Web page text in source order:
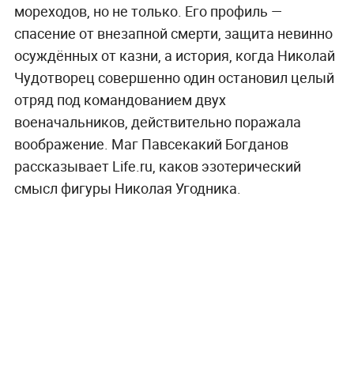
мореходов, но не только. Его профиль —
спасение от внезапной смерти, защита невинно
осуждённых от казни, а история, когда Николай
Чудотворец совершенно один остановил целый
отряд под командованием двух
военачальников, действительно поражала
воображение. Маг Павсекакий Богданов
рассказывает Life.ru, каков эзотерический
смысл фигуры Николая Угодника.